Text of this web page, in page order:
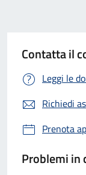
Contatta il
Leggi le
Richiedi
Prenota
Problemi in